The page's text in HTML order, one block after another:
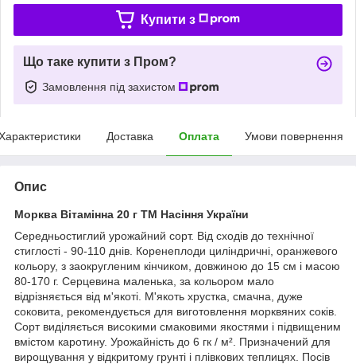
Купити з
Що таке купити з Пром?
Замовлення під захистом
Доставка Оплата Умови повернення
Опис
Морква Вітамінна 20 г ТМ Насіння України
Середньостиглий урожайний сорт. Від сходів до технічної
стиглості - 90-110 днів. Коренеплоди циліндричні, оранжевого
кольору, з заокругленим кінчиком, довжиною до 15 см і масою
80-170 г. Серцевина маленька, за кольором мало
відрізняється від м'якоті. М'якоть хрустка, смачна, дуже
соковита, рекомендується для виготовлення морквяних соків.
Сорт виділяється високими смаковими якостями і підвищеним
вмістом каротину. Урожайність до 6 гк / м². Призначений для
вирощування у відкритому грунті і плівкових теплицях. Посів